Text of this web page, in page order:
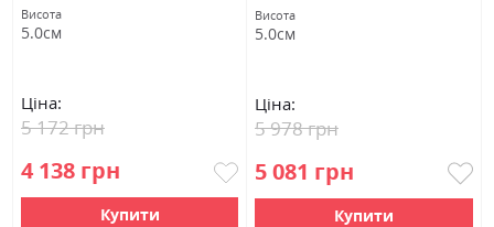
Висота
5.0см
Ціна:
4 138 грн
5 172 грн
Купити
Висота
5.0см
Ціна:
5 081 грн
5 978 грн
Купити